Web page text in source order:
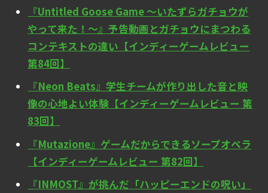
『Untitled Goose Game ～いたずらガチョウが
やって来た！～』予告動画とガチョウにまつわる
コンテキストの違い【インディーゲームレビュー
第84回】
『Neon Beats』学生チームが作り出した音と映
像の心地よい体験【インディーゲームレビュー 第
83回】
『Mutazione』ゲームだからできるソープオペラ
【インディーゲームレビュー 第82回】
『INMOST』が挑んだ「ハッピーエンドの呪い」